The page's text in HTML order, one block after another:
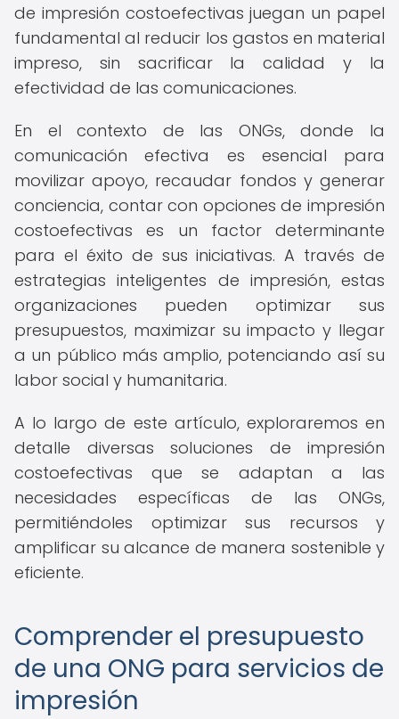
de impresión costoefectivas juegan un papel
fundamental al reducir los gastos en material
impreso, sin sacrificar la calidad y la
efectividad de las comunicaciones.
En el contexto de las ONGs, donde la
comunicación efectiva es esencial para
movilizar apoyo, recaudar fondos y generar
conciencia, contar con opciones de impresión
costoefectivas es un factor determinante
para el éxito de sus iniciativas. A través de
estrategias inteligentes de impresión, estas
organizaciones pueden optimizar sus
presupuestos, maximizar su impacto y llegar
a un público más amplio, potenciando así su
labor social y humanitaria.
A lo largo de este artículo, exploraremos en
detalle diversas soluciones de impresión
costoefectivas que se adaptan a las
necesidades específicas de las ONGs,
permitiéndoles optimizar sus recursos y
amplificar su alcance de manera sostenible y
eficiente.
Comprender el presupuesto
de una ONG para servicios de
impresión